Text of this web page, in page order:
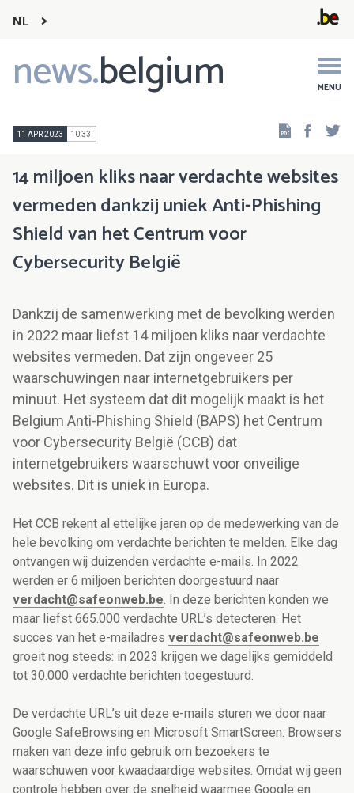
NL
news.belgium MENU
Main
navigation
11 APR 2023 10:33
14 miljoen kliks naar verdachte websites
vermeden dankzij uniek Anti-Phishing
Shield van het Centrum voor
Cybersecurity België
Dankzij de samenwerking met de bevolking werden
in 2022 maar liefst 14 miljoen kliks naar verdachte
websites vermeden. Dat zijn ongeveer 25
waarschuwingen naar internetgebruikers per
minuut. Het systeem dat dit mogelijk maakt is het
Belgium Anti-Phishing Shield (BAPS) het Centrum
voor Cybersecurity België (CCB) dat
internetgebruikers waarschuwt voor onveilige
websites. Dit is uniek in Europa.
Het CCB rekent al ettelijke jaren op de medewerking van de
hele bevolking om verdachte berichten te melden. Elke dag
ontvangen wij duizenden verdachte e-mails. In 2022
werden er 6 miljoen berichten doorgestuurd naar
verdacht@safeonweb.be. In deze berichten konden we
maar liefst 665.000 verdachte URL’s detecteren. Het
succes van het e-mailadres verdacht@safeonweb.be
groeit nog steeds: in 2023 krijgen we dagelijks gemiddeld
tot 30.000 verdachte berichten toegestuurd.
De verdachte URL’s uit deze e-mails sturen we door naar
Google SafeBrowsing en Microsoft SmartScreen. Browsers
maken van deze info gebruik om bezoekers te
waarschuwen voor kwaadaardige websites. Omdat wij geen
controle hebben over de snelheid waarmee Google en